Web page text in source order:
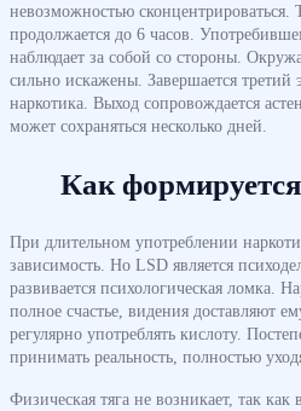
невозможностью сконцентрироваться.
продолжается до 6 часов.
наблюдает за собой со стороны.
сильно искажены. Завершается
наркотика. Выход сопровождается
может сохраняться несколько дней.
Как
При длительном употреблении
зависимость. Но LSD является
развивается психологическая ломка.
полное счастье, видения доставляют
регулярно употреблять кислоту.
принимать реальность, полностью
Физическая тяга не возникает, так как